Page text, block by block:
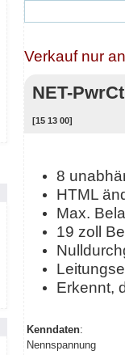
Verkauf nur
NET-
[15 13 00]
8
HTML
Max.
19 zoll
Erkennt,
Kenndaten:
Nennspannung